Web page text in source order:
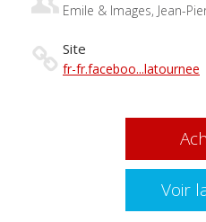
Emile & Images, Jean-
Site
fr-fr.faceboo...latournee
Voir